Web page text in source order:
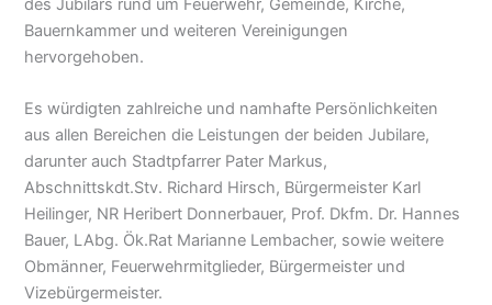
des Jubilars rund um Feuerwehr, Gemeinde, Kirche,
Bauernkammer und weiteren Vereinigungen
hervorgehoben.
Es würdigten zahlreiche und namhafte Persönlichkeiten
aus allen Bereichen die Leistungen der beiden Jubilare,
darunter auch Stadtpfarrer Pater Markus,
Abschnittskdt.Stv. Richard Hirsch, Bürgermeister Karl
Heilinger, NR Heribert Donnerbauer, Prof. Dkfm. Dr. Hannes
Bauer, LAbg. Ök.Rat Marianne Lembacher, sowie weitere
Obmänner, Feuerwehrmitglieder, Bürgermeister und
Vizebürgermeister.